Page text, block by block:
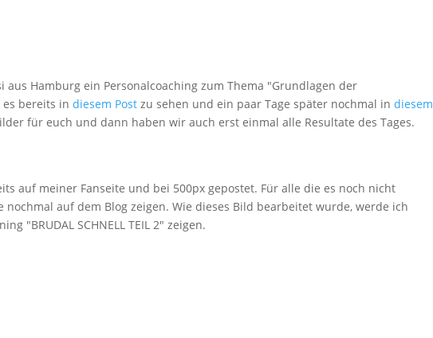
aus Hamburg ein Personalcoaching zum Thema "Grundlagen der
es bereits indiesem Post zu sehen und ein paar Tage später nochmal indiesem
für euch und dann haben wir auch erst einmal alle Resultate des Tages.
auf meiner Fanseite und bei 500px gepostet. Für alle die es noch nicht
nochmal auf dem Blog zeigen. Wie dieses Bild bearbeitet wurde, werde ich
"BRUDAL SCHNELL TEIL 2" zeigen.